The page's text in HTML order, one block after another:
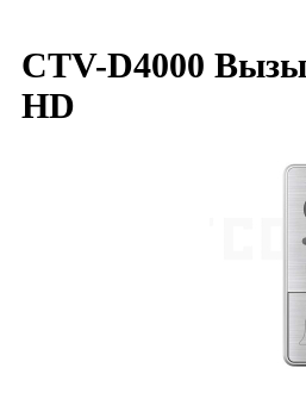
CTV-D4000
HD